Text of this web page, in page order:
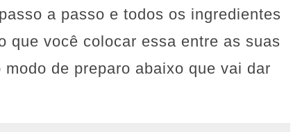
a passo e todos os ingredientes
que você colocar essa entre as suas
de preparo abaixo que vai dar